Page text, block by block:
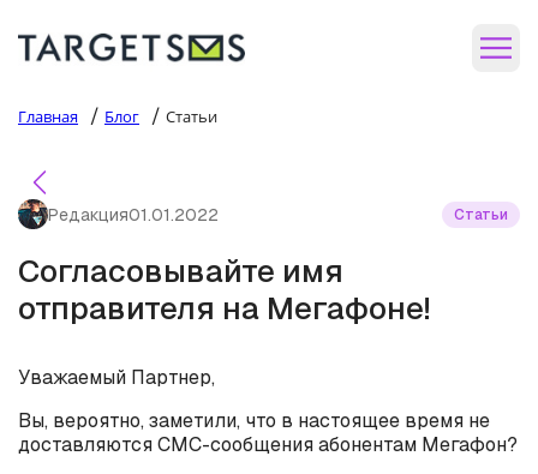
Главная / Блог / Статьи
Редакция01.01.2022 Статьи
Согласовывайте имя
отправителя на Мегафоне!
Уважаемый Партнер,
Вы, вероятно, заметили, что в настоящее время не
доставляются СМС-сообщения абонентам Мегафон?